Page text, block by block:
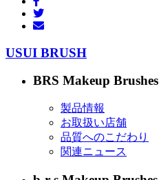
USUI BRUSH
BRS Makeup Brushes
製品情報
お取扱い店舗
品質へのこだわり
関連ニュース